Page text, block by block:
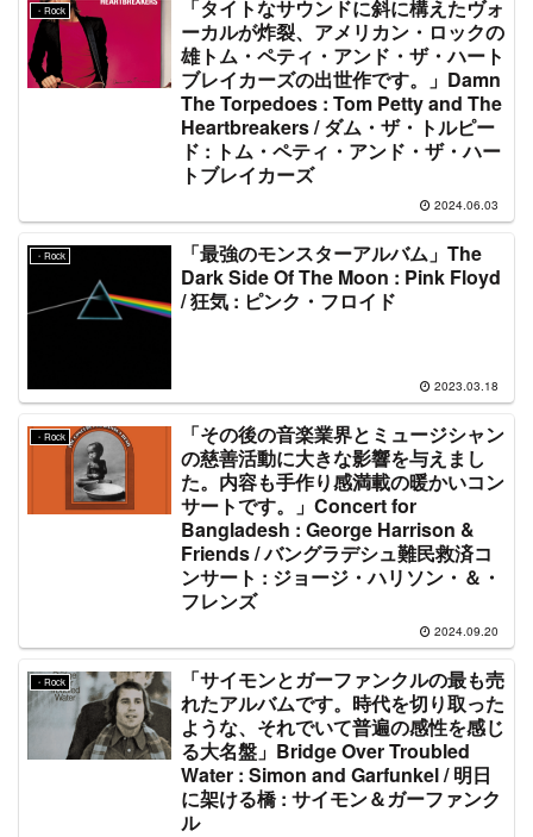
・Rock
「タイトなサウンドに斜に構えたヴォ
ーカルが炸裂、アメリカン・ロックの
雄トム・ペティ・アンド・ザ・ハート
ブレイカーズの出世作です。」Damn
The Torpedoes : Tom Petty and The
Heartbreakers / ダム・ザ・トルピー
ド : トム・ペティ・アンド・ザ・ハー
トブレイカーズ
2024.06.03
・Rock
「最強のモンスターアルバム」The
Dark Side Of The Moon : Pink Floyd
/ 狂気 : ピンク・フロイド
2023.03.18
・Rock
「その後の音楽業界とミュージシャン
の慈善活動に大きな影響を与えまし
た。内容も手作り感満載の暖かいコン
サートです。」Concert for
Bangladesh : George Harrison &
Friends / バングラデシュ難民救済コ
ンサート : ジョージ・ハリソン・＆・
フレンズ
2024.09.20
・Rock
「サイモンとガーファンクルの最も売
れたアルバムです。時代を切り取った
ような、それでいて普遍の感性を感じ
る大名盤」Bridge Over Troubled
Water : Simon and Garfunkel / 明日
に架ける橋 : サイモン＆ガーファンク
ル